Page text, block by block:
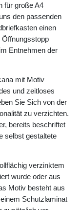
für große A4
den passenden
einen
Öffnungsstopp
Entnehmen der
mit Motiv
und zeitloses
Sie Sich von der
zu verzichten.
bereits beschriftet
selbst gestaltete
verzinktem
wurde oder aus
Motiv besteht aus
Schutzlaminat